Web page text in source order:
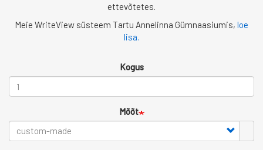
ettevõtetes.
Meie WriteView süsteem Tartu Annelinna Gümnaasiumis, loe
lisa.
Kogus
Mõõt